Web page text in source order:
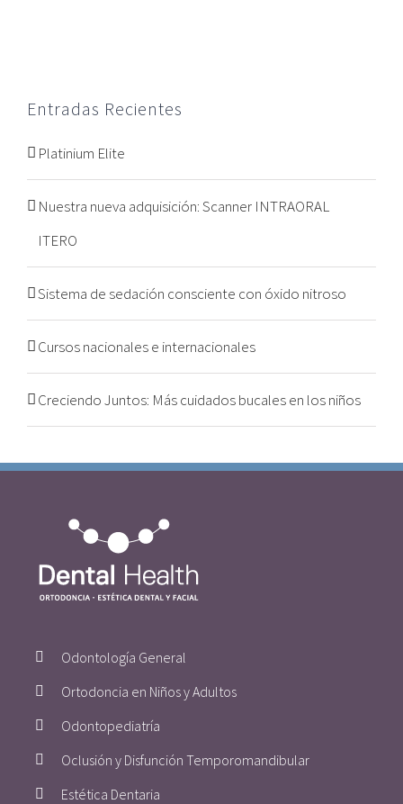
Entradas Recientes
Platinium Elite
Nuestra nueva adquisición: Scanner INTRAORAL
ITERO
Sistema de sedación consciente con óxido nitroso
Cursos nacionales e internacionales
Creciendo Juntos: Más cuidados bucales en los niños
Odontología General
Ortodoncia en Niños y Adultos
Odontopediatría
Oclusión y Disfunción Temporomandibular
Estética Dentaria